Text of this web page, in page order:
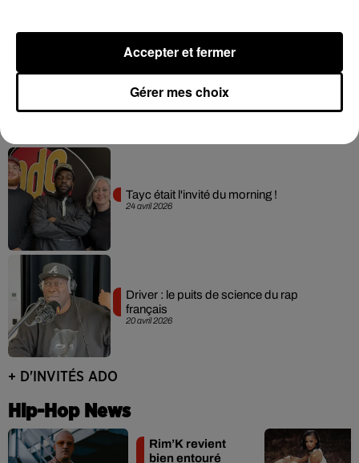
l'occasion de « Radio Love »
24 avril 2026
Tayc était l'invité du morning !
20 avril 2026
Driver : le puits de science du rap
français
+ D'INVITÉS ADO
Hip-Hop News
Rim’K revient
bien entouré
Gérer mes choix
Accepter et fermer